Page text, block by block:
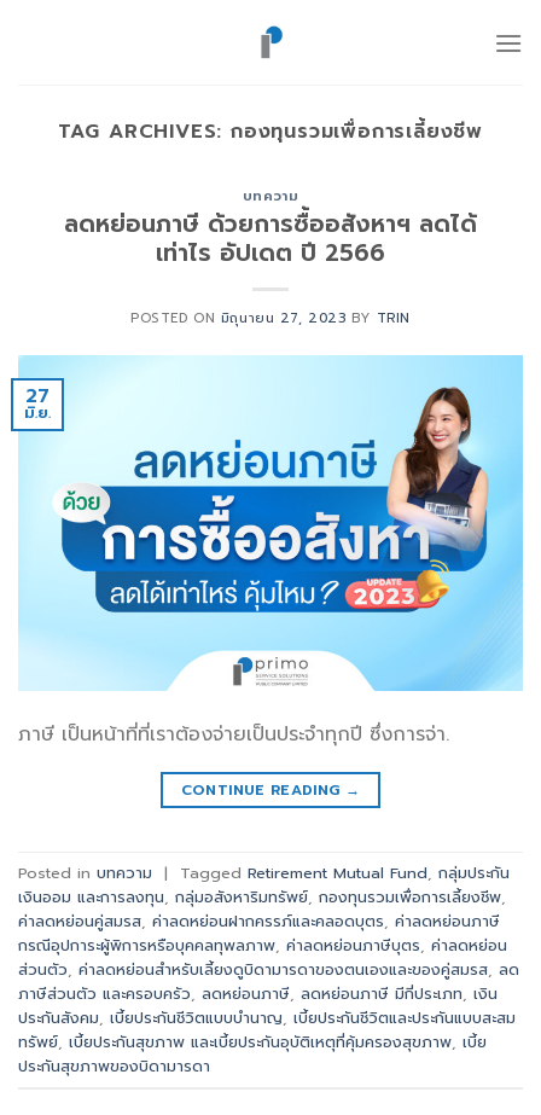
TAG ARCHIVES:กองทุนรวมเพื่อการเลี้ยงชีพ
บทความ
ลดหย่อนภาษี ด้วยการซื้ออสังหาฯ ลดได้
เท่าไร อัปเดต ปี 2566
POSTED ON มิถุนายน 27, 2023 BY TRIN
27
มิ.ย.
ภาษี เป็นหน้าที่ที่เราต้องจ่ายเป็นประจำทุกปี ซึ่งการจ่า.
CONTINUE READING →
Posted in บทความ | Tagged Retirement Mutual Fund กลุ่มประกัน
เงินออม และการลงทุน กลุ่มอสังหาริมทรัพย์ กองทุนรวมเพื่อการเลี้ยงชีพ
ค่าลดหย่อนคู่สมรส ค่าลดหย่อนฝากครรภ์และคลอดบุตร ค่าลดหย่อนภาษี
กรณีอุปการะผู้พิการหรือบุคคลทุพลภาพ ค่าลดหย่อนภาษีบุตร ค่าลดหย่อน
ส่วนตัว ค่าลดหย่อนสำหรับเลี้ยงดูบิดามารดาของตนเองและของคู่สมรส ลด
ภาษีส่วนตัว และครอบครัว ลดหย่อนภาษี ลดหย่อนภาษี มีกี่ประเภท เงิน
ประกันสังคม เบี้ยประกันชีวิตแบบบำนาญ เบี้ยประกันชีวิตและประกันแบบสะสม
ทรัพย์ เบี้ยประกันสุขภาพ และเบี้ยประกันอุบัติเหตุที่คุ้มครองสุขภาพ เบี้ย
ประกันสุขภาพของบิดามารดา